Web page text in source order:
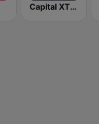
Capital XTRA Reloaded